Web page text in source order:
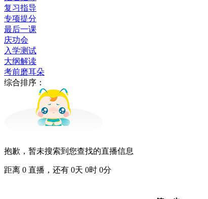
复习指导
专项提分
最后一课
庆功会
入学测试
大纲解读
考前磨耳朵
综合排序：
抱歉，暂未搜索到您查找的直播信息
距离 0 直播，还有 0天 0时 0分